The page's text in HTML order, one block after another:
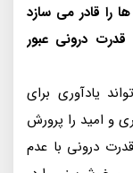
را قادر می سازد
درونی عبور
یادآوری برای
و امید را پرورش
درونی با عدم